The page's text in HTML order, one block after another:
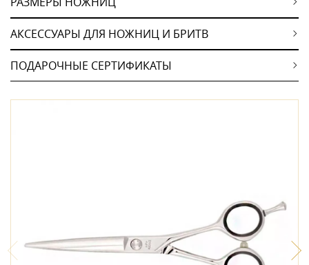
АКСЕССУАРЫ ДЛЯ НОЖНИЦ И БРИТВ
ПОДАРОЧНЫЕ СЕРТИФИКАТЫ